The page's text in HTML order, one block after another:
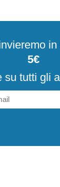
5€
su tutti gli